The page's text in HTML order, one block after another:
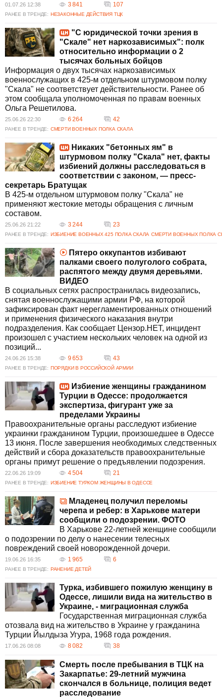
01.07.26 12:38 3 841 107
РАНЕЕ В ТРЕНДЕ: НЕЗАКОННЫЕ ДЕЙСТВИЯ ТЦК
"С юридической точки зрения в
"Скале" нет наркозависимых": полк
относительно информации о 2
тысячах больных бойцов
Информация о двух тысячах наркозависимых
военнослужащих в 425-м отдельном штурмовом полку
"Скала" не соответствует действительности. Ранее об
этом сообщала уполномоченная по правам военных
Ольга Решетилова.
25.06.26 22:30 6 264 42
РАНЕЕ В ТРЕНДЕ: СМЕРТИ ВОЕННЫХ ПОЛКА СКАЛА
Никаких "бетонных ям" в
штурмовом полку "Скала" нет, факты
избиений должны расследоваться в
соответствии с законом, — пресс-
секретарь Братущак
В 425-м отдельном штурмовом полку "Скала" не
применяют жестокие методы обращения с личным
составом.
25.06.26 21:22 3 244 23
РАНЕЕ В ТРЕНДЕ: ИЗБИЕНИЕ ВОЕННЫХ 425 ПОЛКА СКАЛА СМЕРТИ ВОЕННЫХ ПОЛКА
Пятеро оккупантов избивают
палками своего полуголого собрата,
распятого между двумя деревьями.
ВИДЕО
В социальных сетях распространилась видеозапись,
снятая военнослужащими армии РФ, на которой
зафиксирован факт нерегламентированных отношений
и применения физического наказания внутри
подразделения. Как сообщает Цензор.НЕТ, инцидент
произошел с участием нескольких человек на одной из
позиций...
24.06.26 15:38 9 653 43
РАНЕЕ В ТРЕНДЕ: ПОРЯДКИ В РОССИЙСКОЙ АРМИИ
Избиение женщины гражданином
Турции в Одессе: продолжается
экспертиза, фигурант уже за
пределами Украины
Правоохранительные органы расследуют избиение
украинки гражданином Турции, произошедшее в Одессе
13 июня. После завершения необходимых следственных
действий и сбора доказательств правоохранительные
органы примут решение о предъявлении подозрения.
22.06.26 19:09 4 504 21
РАНЕЕ В ТРЕНДЕ: ИЗБИЕНИЕ ТУРКОМ ЖЕНЩИНЫ В ОДЕССЕ
Младенец получил переломы
черепа и ребер: в Харькове матери
сообщили о подозрении. ФОТО
В Харькове 22-летней женщине сообщили
о подозрении по делу о нанесении телесных
повреждений своей новорожденной дочери.
19.06.26 16:35 1 965 6
РАНЕЕ В ТРЕНДЕ: РАНЕНИЕ ДЕТЕЙ
Турка, избившего пожилую женщину в
Одессе, лишили вида на жительство в
Украине, - миграционная служба
Государственная миграционная служба
отозвала вид на жительство в Украине у гражданина
Турции Йылдыза Угура, 1968 года рождения.
17.06.26 08:08 8 082 38
Смерть после пребывания в ТЦК на
Закарпатье: 29-летний мужчина
скончался в больнице, полиция ведет
расследование